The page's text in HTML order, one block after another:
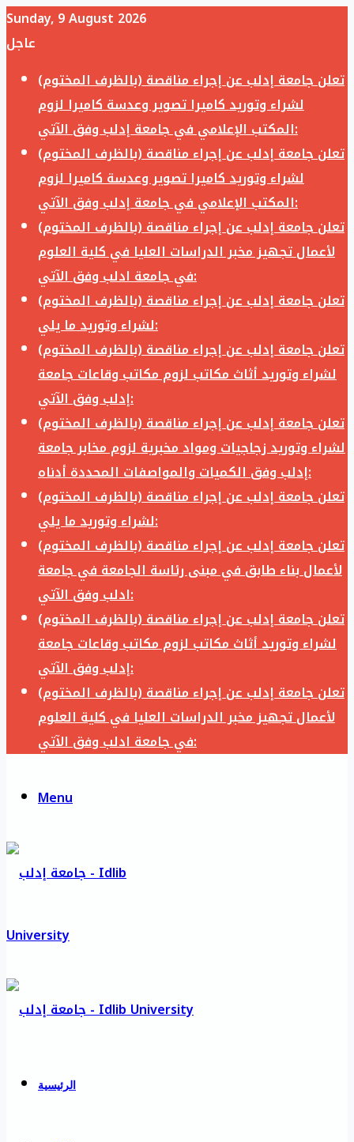
Sunday, 9 August 2026
عاجل
تعلن جامعة إدلب عن إجراء مناقصة (بالظرف المختوم)
لشراء وتوريد كاميرا تصوير وعدسة كاميرا لزوم
المكتب الإعلامي في جامعة إدلب وفق الآتي:
تعلن جامعة إدلب عن إجراء مناقصة (بالظرف المختوم)
لشراء وتوريد كاميرا تصوير وعدسة كاميرا لزوم
المكتب الإعلامي في جامعة إدلب وفق الآتي:
تعلن جامعة إدلب عن إجراء مناقصة (بالظرف المختوم)
لأعمال تجهيز مخبر الدراسات العليا في كلية العلوم
في جامعة ادلب وفق الآتي:
تعلن جامعة إدلب عن إجراء مناقصة (بالظرف المختوم)
لشراء وتوريد ما يلي:
تعلن جامعة إدلب عن إجراء مناقصة (بالظرف المختوم)
لشراء وتوريد أثاث مكاتب لزوم مكاتب وقاعات جامعة
إدلب وفق الآتي:
تعلن جامعة إدلب عن إجراء مناقصة (بالظرف المختوم)
لشراء وتوريد زجاجيات ومواد مخبرية لزوم مخابر جامعة
إدلب وفق الكميات والمواصفات المحددة أدناه:
تعلن جامعة إدلب عن إجراء مناقصة (بالظرف المختوم)
لشراء وتوريد ما يلي:
تعلن جامعة إدلب عن إجراء مناقصة (بالظرف المختوم)
لأعمال بناء طابق في مبنى رئاسة الجامعة في جامعة
ادلب وفق الآتي:
تعلن جامعة إدلب عن إجراء مناقصة (بالظرف المختوم)
لشراء وتوريد أثاث مكاتب لزوم مكاتب وقاعات جامعة
إدلب وفق الآتي:
تعلن جامعة إدلب عن إجراء مناقصة (بالظرف المختوم)
لأعمال تجهيز مخبر الدراسات العليا في كلية العلوم
في جامعة ادلب وفق الآتي:
Menu
الرئيسية